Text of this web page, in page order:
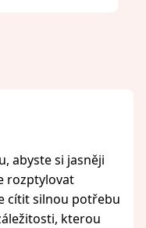
abyste si jasněji
rozptylovat
cítit silnou potřebu
kterou